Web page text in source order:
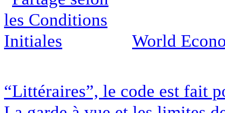
World
“Littéraires”, le code est fait